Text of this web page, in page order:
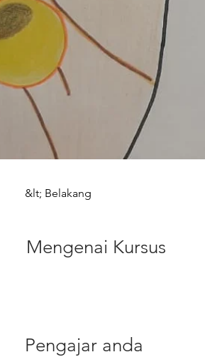
&lt; Belakang
Mengenai Kursus
Pengajar anda